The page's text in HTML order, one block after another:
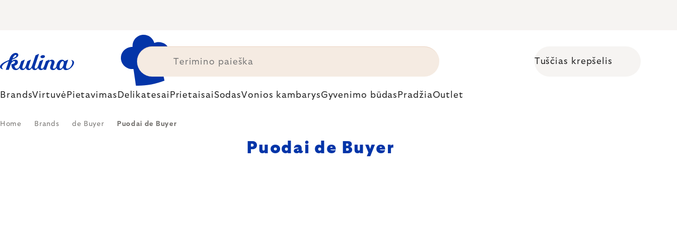
Shopping cart
Tuščias krepšelis
BrandsVirtuvė Pietavimas Delikatesai PrietaisaiSodasVonios kambarysGyvenimo būdas PradžiaOutlet
Home Brands de Buyer Puodai de Buyer
Puodai de Buyer